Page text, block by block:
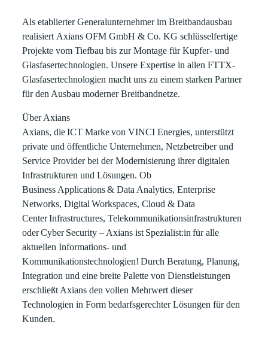
Als etablierter Generalunternehmer im Breitbandausbau
realisiert Axians OFM GmbH & Co. KG schlüsselfertige
Projekte vom Tiefbau bis zur Montage für Kupfer- und
Glasfasertechnologien. Unsere Expertise in allen FTTX-
Glasfasertechnologien macht uns zu einem starken Partner
für den Ausbau moderner Breitbandnetze.
Über Axians
Axians, die ICT Marke von VINCI Energies, unterstützt
private und öffentliche Unternehmen, Netzbetreiber und
Service Provider bei der Modernisierung ihrer digitalen
Infrastrukturen und Lösungen. Ob
Business Applications & Data Analytics, Enterprise
Networks, Digital Workspaces, Cloud & Data
Center Infrastructures, Telekommunikationsinfrastrukturen
oder Cyber Security – Axians ist Spezialist:in für alle
aktuellen Informations- und
Kommunikationstechnologien! Durch Beratung, Planung,
Integration und eine breite Palette von Dienstleistungen
erschließt Axians den vollen Mehrwert dieser
Technologien in Form bedarfsgerechter Lösungen für den
Kunden.